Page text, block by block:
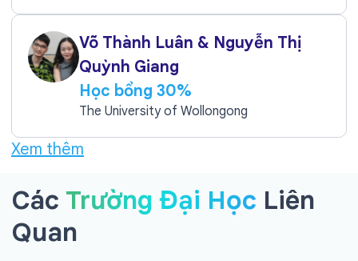
Võ Thành Luân & Nguyễn Thị
Quỳnh Giang
Học bổng 30%
The University of Wollongong
Xem thêm
Các Trường Đại Học Liên
Quan